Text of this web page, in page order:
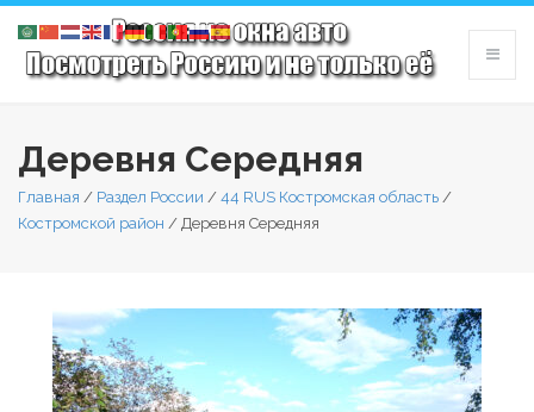
Деревня Середняя
Главная / Раздел России / 44 RUS Костромская область /
Костромской район / Деревня Середняя